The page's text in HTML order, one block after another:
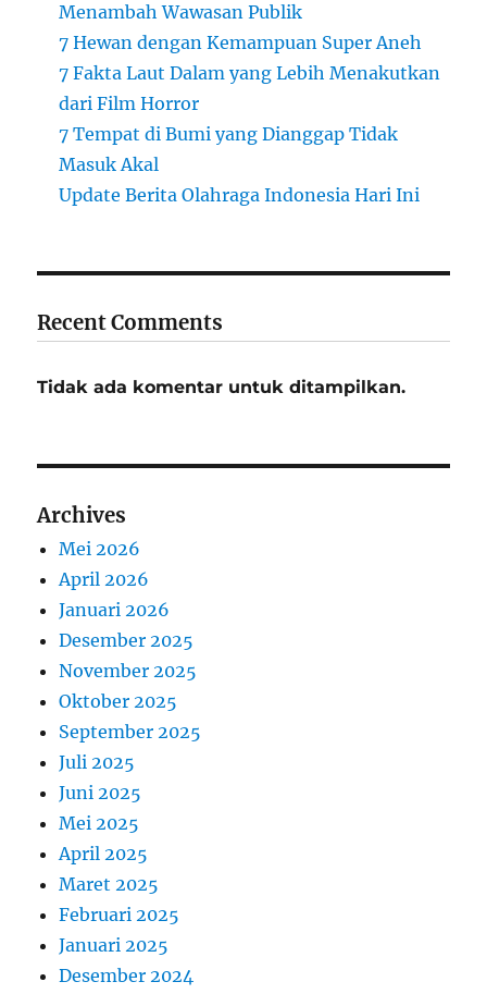
Menambah Wawasan Publik
7 Hewan dengan Kemampuan Super Aneh
7 Fakta Laut Dalam yang Lebih Menakutkan
dari Film Horror
7 Tempat di Bumi yang Dianggap Tidak
Masuk Akal
Update Berita Olahraga Indonesia Hari Ini
Recent Comments
Tidak ada komentar untuk ditampilkan.
Archives
Mei 2026
April 2026
Januari 2026
Desember 2025
November 2025
Oktober 2025
September 2025
Juli 2025
Juni 2025
Mei 2025
April 2025
Maret 2025
Februari 2025
Januari 2025
Desember 2024